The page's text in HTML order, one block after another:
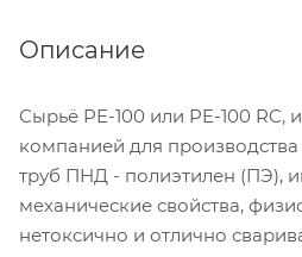
Описание
Сырьё PE-100 или PE-100 RC,
компанией для
труб ПНД - полиэтилен (ПЭ),
механические свойства,
нетоксично и отлично